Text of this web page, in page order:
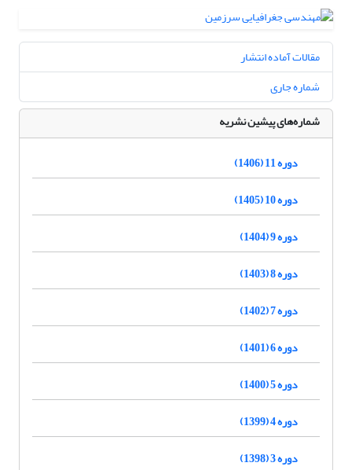
مقالات آماده انتشار
شماره جاری
شماره‌های پیشین نشریه
دوره 11 (1406)
دوره 10 (1405)
دوره 9 (1404)
دوره 8 (1403)
دوره 7 (1402)
دوره 6 (1401)
دوره 5 (1400)
دوره 4 (1399)
دوره 3 (1398)